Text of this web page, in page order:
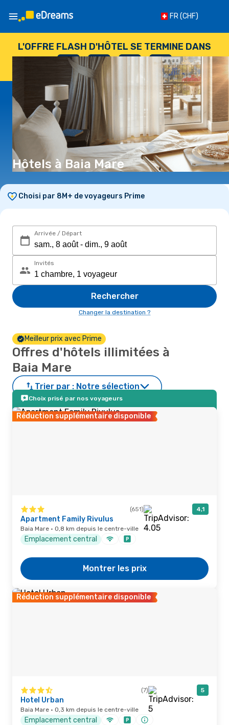
FR(CHF)
L'OFFRE FLASH D'HÔTEL SE TERMINE DANS
--
JOURS
: --
HEURES
: --
SECONDES
Hôtels à Baia Mare
Choisi par 8M+ de voyageurs Prime
Arrivée / Départ
Invités
Rechercher
Changer la destination ?
Meilleur prix avec Prime
Offres d'hôtels illimitées à
Baia Mare
Trier par : Notre sélection
Choix prisé par nos voyageurs
Réduction supplémentaire disponible
(651) 4,1
Apartment Family Rivulus
Baia Mare · 0,8 km depuis le centre-ville
Emplacement central
Montrer les prix
Réduction supplémentaire disponible
(7) 5
Hotel Urban
Baia Mare · 0,3 km depuis le centre-ville
Emplacement central